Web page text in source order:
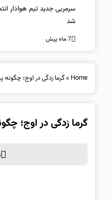
سرمربی جدید تیم هوادار
شد
7 ماه پیش
Home
»گرما زدگی در اوج؛ چگونه
گرما زدگی در اوج؛